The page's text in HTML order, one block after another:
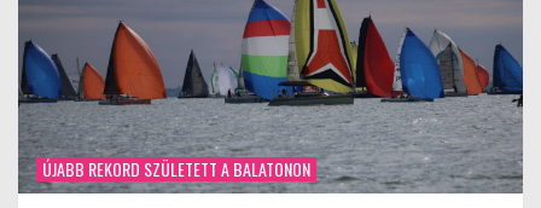
ÚJABB REKORD SZÜLETETT A BALATONON